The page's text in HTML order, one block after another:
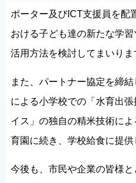
ポーター及びICT支援員を配
おける子ども達の新たな学
活用方法を検討してまいりま
また、パートナー協定を締
による小学校での「水育出
イス」の独自の精米技術に
育園に続き、学校給食に提供
今後も、市民や企業の皆様